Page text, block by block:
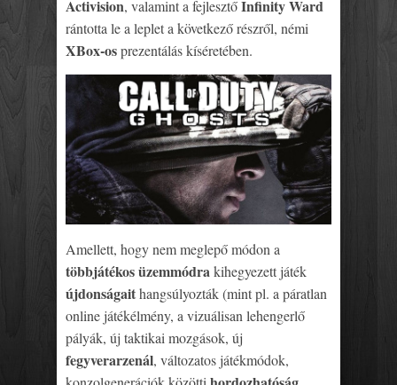
Activision, valamint a fejlesztőInfinity Ward
rántotta le a leplet a következő részről, némi
XBox-osprezentálás kíséretében.
Amellett, hogy nem meglepő módon a
többjátékos üzemmódrakihegyezett játék
újdonságaithangsúlyozták (mint pl. a páratlan
online játékélmény, a vizuálisan lehengerlő
pályák, új taktikai mozgások, új
fegyverarzenál, változatos játékmódok,